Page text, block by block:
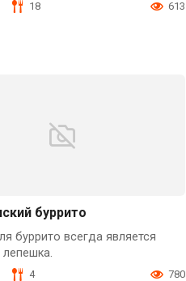
18 613
буррито
буррито всегда является
4 780